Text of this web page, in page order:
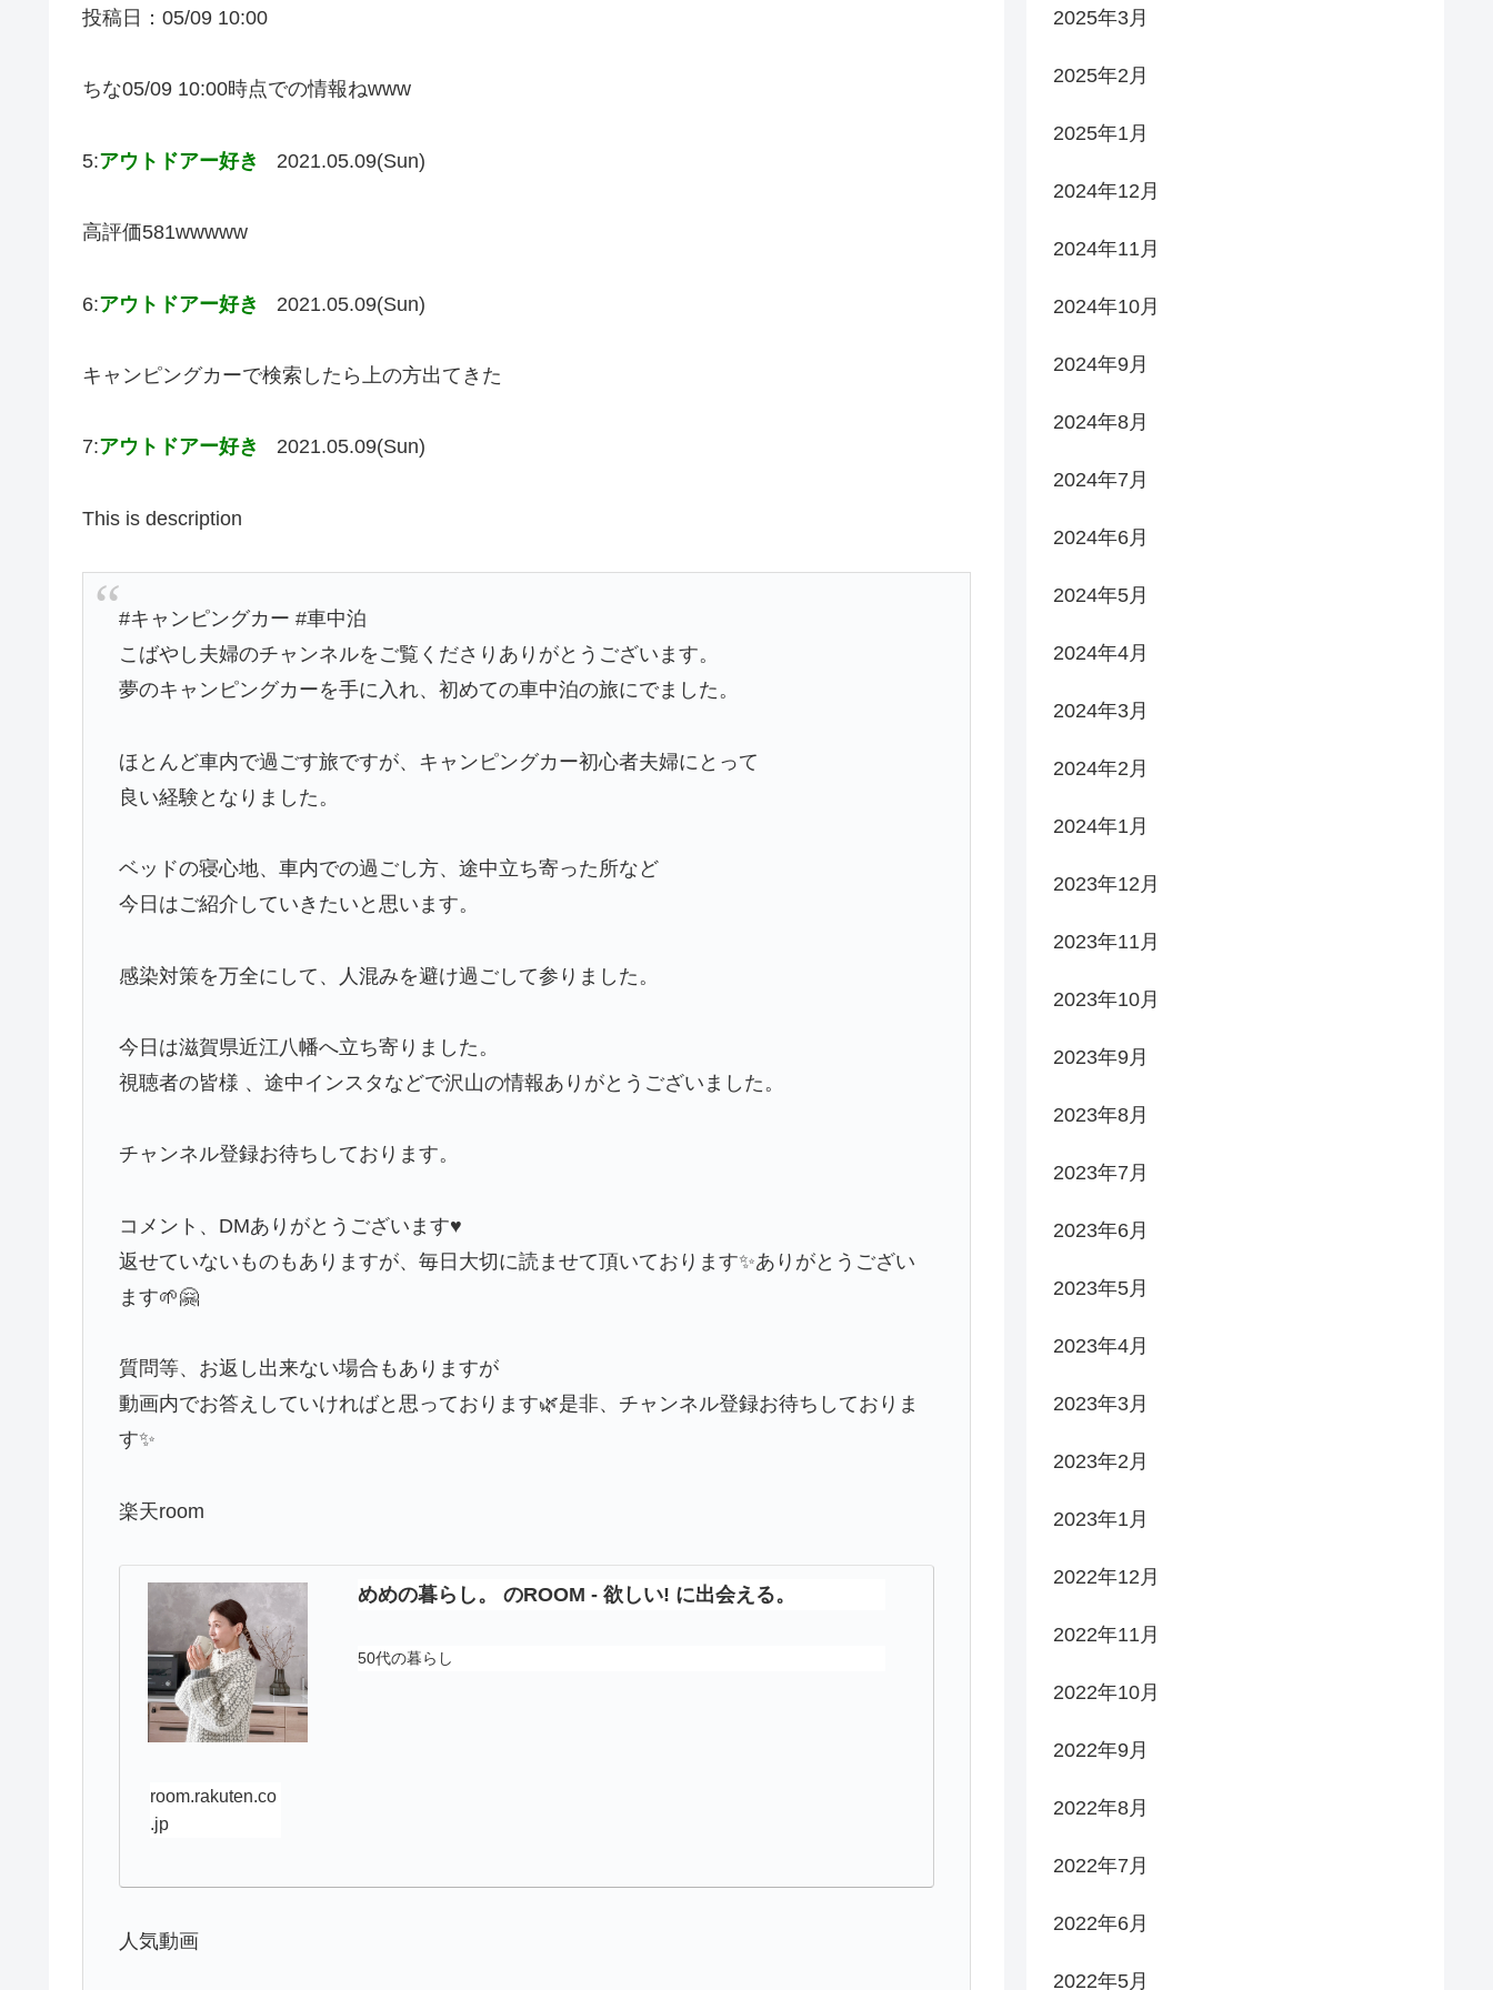
投稿日：05/09 10:00
ちな05/09 10:00時点での情報ねwww
5:アウトドアー好き 2021.05.09(Sun)
高評価581wwwww
6:アウトドアー好き 2021.05.09(Sun)
キャンピングカーで検索したら上の方出てきた
7:アウトドアー好き 2021.05.09(Sun)
This is description
#キャンピングカー #車中泊
こばやし夫婦のチャンネルをご覧くださりありがとうございます。
夢のキャンピングカーを手に入れ、初めての車中泊の旅にでました。
ほとんど車内で過ごす旅ですが、キャンピングカー初心者夫婦にとって
良い経験となりました。
ベッドの寝心地、車内での過ごし方、途中立ち寄った所など
今日はご紹介していきたいと思います。
感染対策を万全にして、人混みを避け過ごして参りました。
今日は滋賀県近江八幡へ立ち寄りました。
視聴者の皆様 、途中インスタなどで沢山の情報ありがとうございました。
チャンネル登録お待ちしております。
コメント、DMありがとうございます♥️
返せていないものもありますが、毎日大切に読ませて頂いております✨ありがとうござい
ます🌱🤗
質問等、お返し出来ない場合もありますが
動画内でお答えしていければと思っております🌿是非、チャンネル登録お待ちしておりま
す✨
楽天room
めめの暮らし。 のROOM - 欲しい! に出会える。
50代の暮らし
room.rakuten.co
.jp
人気動画
2025年3月
2025年2月
2025年1月
2024年12月
2024年11月
2024年10月
2024年9月
2024年8月
2024年7月
2024年6月
2024年5月
2024年4月
2024年3月
2024年2月
2024年1月
2023年12月
2023年11月
2023年10月
2023年9月
2023年8月
2023年7月
2023年6月
2023年5月
2023年4月
2023年3月
2023年2月
2023年1月
2022年12月
2022年11月
2022年10月
2022年9月
2022年8月
2022年7月
2022年6月
2022年5月